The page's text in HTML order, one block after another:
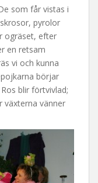
som får vistas i
pyrolor
ogräset, efter
en retsam
vi och kunna
börjar
blir förtvivlad;
växterna vänner